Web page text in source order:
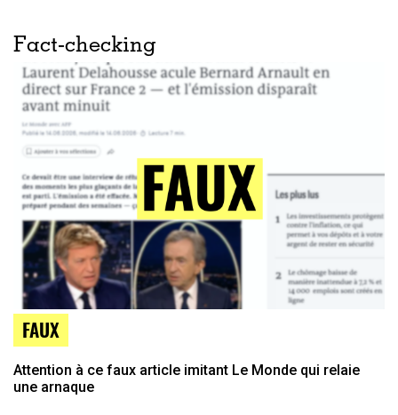
Fact-checking
FAUX
Attention à ce faux article imitant Le Monde qui relaie
une arnaque